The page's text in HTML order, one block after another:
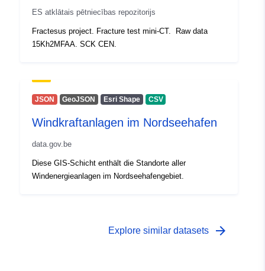
ES atklātais pētniecības repozitorijs
Fractesus project. Fracture test mini-CT. Raw data
15Kh2MFAA. SCK CEN.
JSON GeoJSON Esri Shape CSV
Windkraftanlagen im Nordseehafen
data.gov.be
Diese GIS-Schicht enthält die Standorte aller
Windenergieanlagen im Nordseehafengebiet.
Explore similar datasets arrow_forward